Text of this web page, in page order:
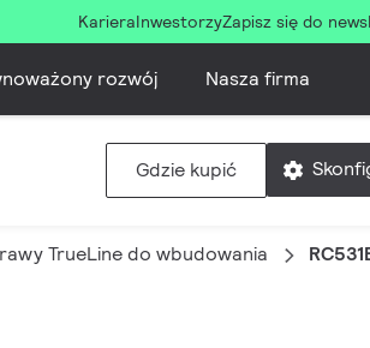
KarieraInwestorzyZapisz się do
rozwój Nasza firma
Gdzie kupić
TrueLine do wbudowania